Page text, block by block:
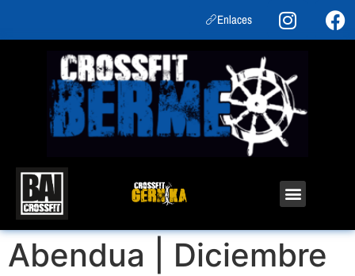
Enlaces
Abendua | Diciembre